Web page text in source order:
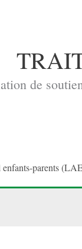
de
enfants-parents